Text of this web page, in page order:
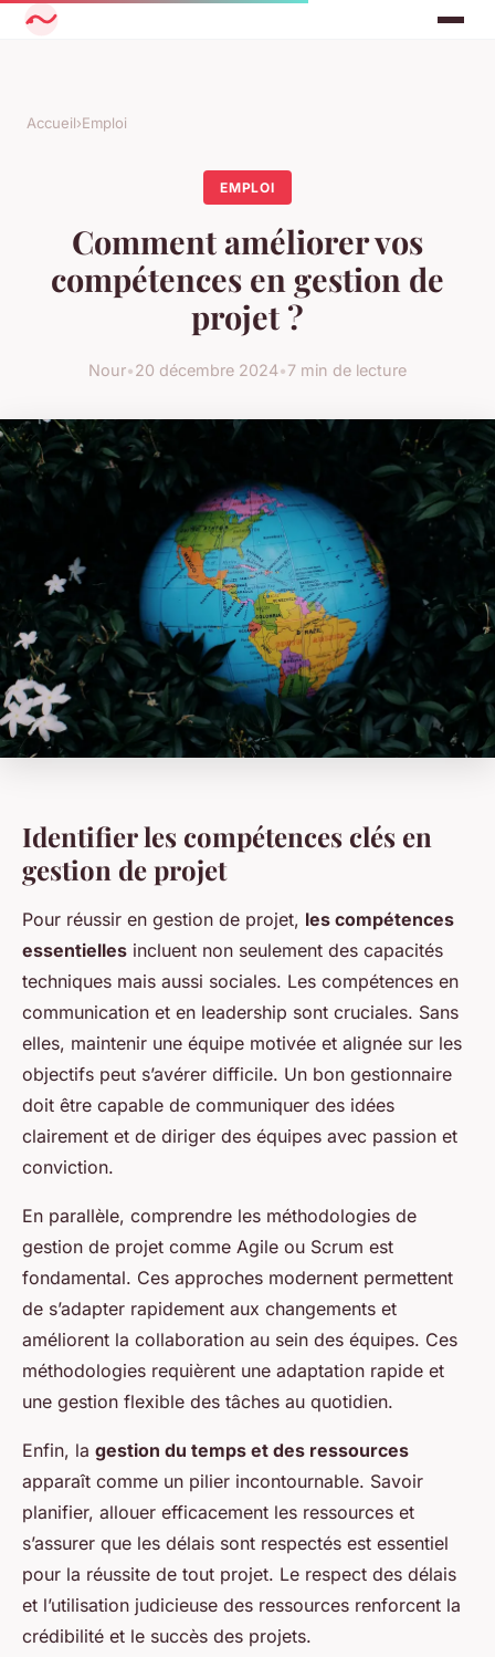
Accueil›Emploi
EMPLOI
Comment améliorer vos
compétences en gestion de
projet ?
Nour•20 décembre 2024•7 min de lecture
Identifier les compétences clés en
gestion de projet
Pour réussir en gestion de projet, les compétences
essentielles incluent non seulement des capacités
techniques mais aussi sociales. Les compétences en
communication et en leadership sont cruciales. Sans
elles, maintenir une équipe motivée et alignée sur les
objectifs peut s’avérer difficile. Un bon gestionnaire
doit être capable de communiquer des idées
clairement et de diriger des équipes avec passion et
conviction.
En parallèle, comprendre les méthodologies de
gestion de projet comme Agile ou Scrum est
fondamental. Ces approches modernent permettent
de s’adapter rapidement aux changements et
améliorent la collaboration au sein des équipes. Ces
méthodologies requièrent une adaptation rapide et
une gestion flexible des tâches au quotidien.
Enfin, la gestion du temps et des ressources
apparaît comme un pilier incontournable. Savoir
planifier, allouer efficacement les ressources et
s’assurer que les délais sont respectés est essentiel
pour la réussite de tout projet. Le respect des délais
et l’utilisation judicieuse des ressources renforcent la
crédibilité et le succès des projets.